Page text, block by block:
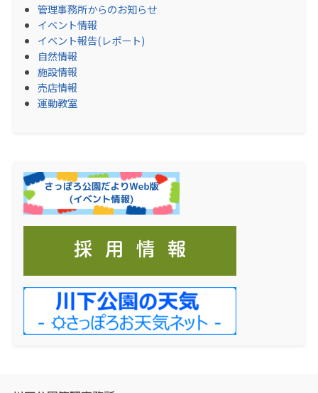
管理事務所からのお知らせ
イベント情報
イベント報告(レポート)
自然情報
施設情報
売店情報
運動教室